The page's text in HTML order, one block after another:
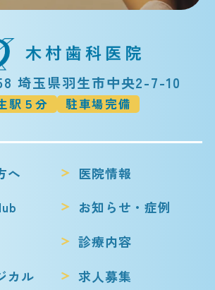
埼玉県羽生市中央2-7-10
駅５分 駐車場完備
へ
医院情報
お知らせ・症例
診療内容
カル
求人募集